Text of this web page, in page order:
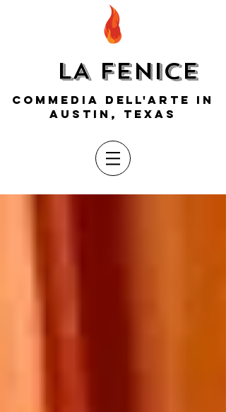
LA FENICE
COMMEDIA DELL'ARTE IN
AUSTIN, TEXAS